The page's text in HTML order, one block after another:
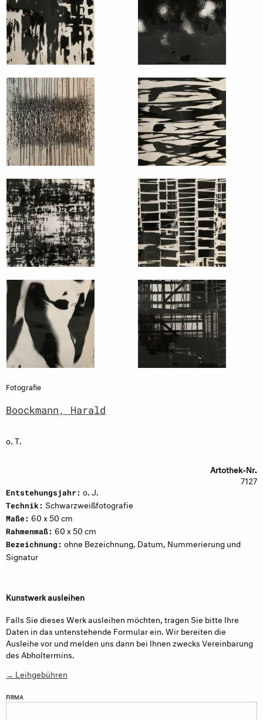
Fotografie
Boockmann, Harald
o. T.
Artothek-Nr.
7127
Entstehungsjahr: o. J.
Technik: Schwarzweißfotografie
Maße: 60 x 50 cm
Rahmenmaß: 60 x 50 cm
Bezeichnung: ohne Bezeichnung, Datum, Nummerierung und
Signatur
Kunstwerk ausleihen
Falls Sie dieses Werk ausleihen möchten, tragen Sie bitte Ihre
Daten in das untenstehende Formular ein. Wir bereiten die
Ausleihe vor und melden uns dann bei Ihnen zwecks Vereinbarung
des Abholtermins.
→ Leihgebühren
FIRMA